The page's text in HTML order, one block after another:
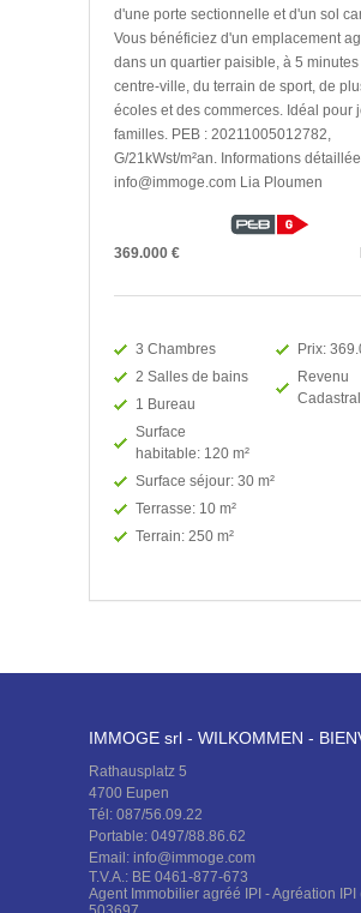
d'une porte sectionnelle et d'un sol
Vous bénéficiez d'un emplacement
dans un quartier paisible, à 5
centre-ville, du terrain de sport, de
écoles et des commerces. Idéal pour
familles. PEB : 20211005012782,
G/21kWst/m²an. Informations
info@immoge.com Lia Ploumen
369.000 €
3 Chambres
2 Salles de bains
1 Bureau
Surface
habitable: 120 m²
Surface séjour: 30 m²
Terrasse: 10 m²
Terrain: 250 m²
Prix:
Revenu
IMMOGE srl - WILKOMMEN -
Rathausplatz 5
4700 Eupen
Tél: 087/56.09.22
Portable: 0497/88.86.62
Email: info@immoge.com
T.V.A.: BE 0461-877-673
Agent Immobilier agréé IPI - Agréation